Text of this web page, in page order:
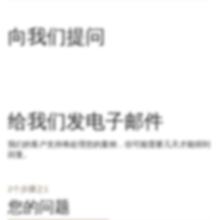
向我们提问
给我们发电子邮件
我们的客户支持将处理您的案例，但可能需要几天才能得到
回复。
2个步骤之1
您的问题